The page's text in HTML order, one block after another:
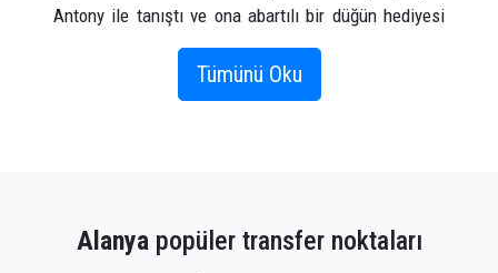
Antony ile tanıştı ve ona abartılı bir düğün hediyesi
olarak Alanya'yı teklif etti.
Alanya, Akdeniz'e bakan, üç tarafı büyük güzellikte ve
sonra Bizanslılar, Selçuklular ve son olarak da
Tümünü Oku
Alanyapopüler transfer noktaları